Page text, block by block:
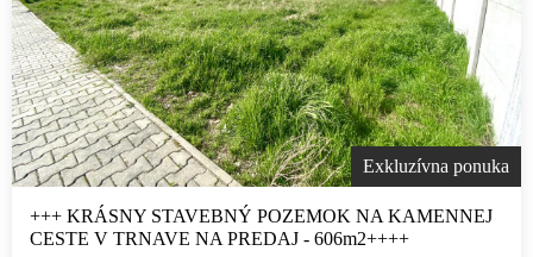
Exkluzívna ponuka
+++ KRÁSNY STAVEBNÝ POZEMOK NA KAMENNEJ
CESTE V TRNAVE NA PREDAJ - 606m2++++